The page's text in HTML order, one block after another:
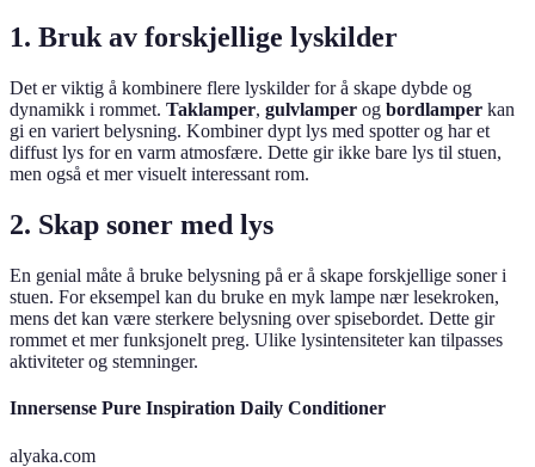
1. Bruk av forskjellige lyskilder
Det er viktig å kombinere flere lyskilder for å skape dybde og
dynamikk i rommet. Taklamper, gulvlamper og bordlamper kan
gi en variert belysning. Kombiner dypt lys med spotter og har et
diffust lys for en varm atmosfære. Dette gir ikke bare lys til stuen,
men også et mer visuelt interessant rom.
2. Skap soner med lys
En genial måte å bruke belysning på er å skape forskjellige soner i
stuen. For eksempel kan du bruke en myk lampe nær lesekroken,
mens det kan være sterkere belysning over spisebordet. Dette gir
rommet et mer funksjonelt preg. Ulike lysintensiteter kan tilpasses
aktiviteter og stemninger.
Innersense Pure Inspiration Daily Conditioner
alyaka.com